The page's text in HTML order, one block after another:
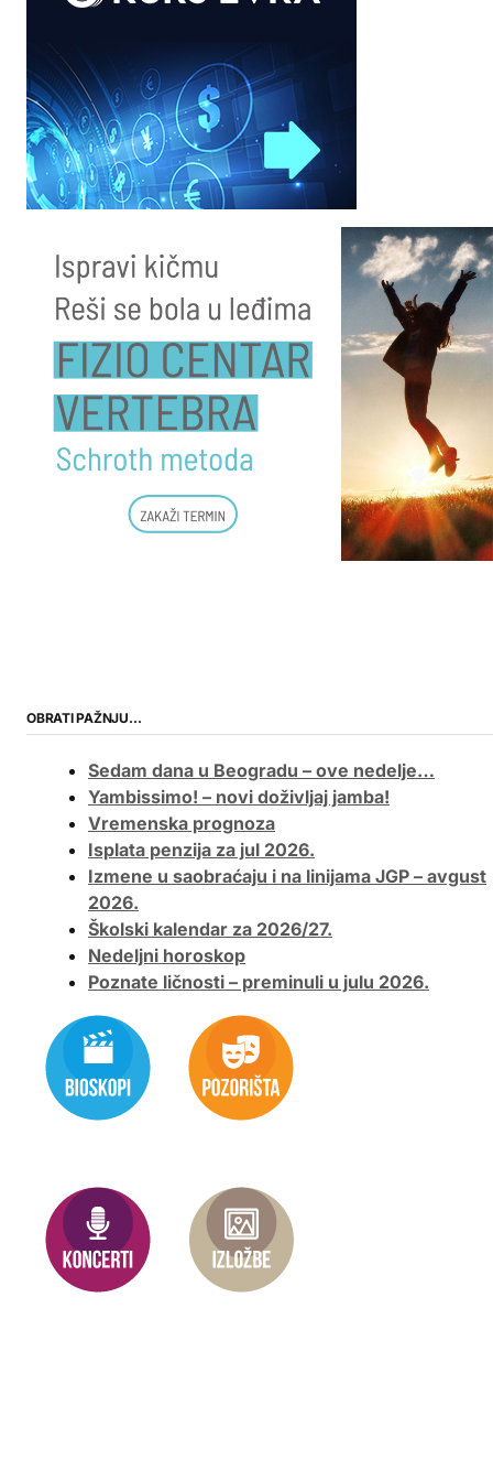
OBRATI PAŽNJU…
Sedam dana u Beogradu – ove nedelje…
Yambissimo! – novi doživljaj jamba!
Vremenska prognoza
Isplata penzija za jul 2026.
Izmene u saobraćaju i na linijama JGP – avgust
2026.
Školski kalendar za 2026/27.
Nedeljni horoskop
Poznate ličnosti – preminuli u julu 2026.